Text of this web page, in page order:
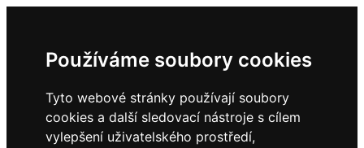
Používáme soubory cookies
Tyto webové stránky používají soubory
cookies a další sledovací nástroje s cílem
vylepšení uživatelského prostředí,